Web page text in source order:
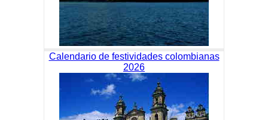
Calendario de festividades colombianas
2026